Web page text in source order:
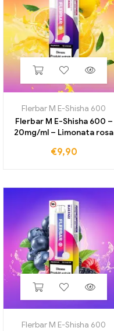
Flerbar M E-Shisha 600
Flerbar M E-Shisha 600 –
20mg/ml – Limonata rosa
€9,90
Flerbar M E-Shisha 600